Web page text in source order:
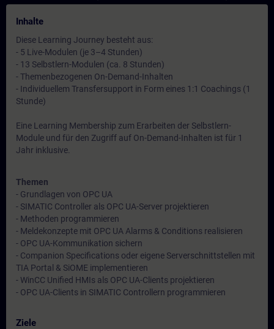
Inhalte
Diese Learning Journey besteht aus:
- 5 Live-Modulen (je 3–4 Stunden)
- 13 Selbstlern-Modulen (ca. 8 Stunden)
- Themenbezogenen On-Demand-Inhalten
- Individuellem Transfersupport in Form eines 1:1 Coachings (1
Stunde)
Eine Learning Membership zum Erarbeiten der Selbstlern-
Module und für den Zugriff auf On-Demand-Inhalten ist für 1
Jahr inklusive.
Themen
- Grundlagen von OPC UA
- SIMATIC Controller als OPC UA-Server projektieren
- Methoden programmieren
- Meldekonzepte mit OPC UA Alarms & Conditions realisieren
- OPC UA-Kommunikation sichern
- Companion Specifications oder eigene Serverschnittstellen mit
TIA Portal & SiOME implementieren
- WinCC Unified HMIs als OPC UA-Clients projektieren
- OPC UA-Clients in SIMATIC Controllern programmieren
Ziele